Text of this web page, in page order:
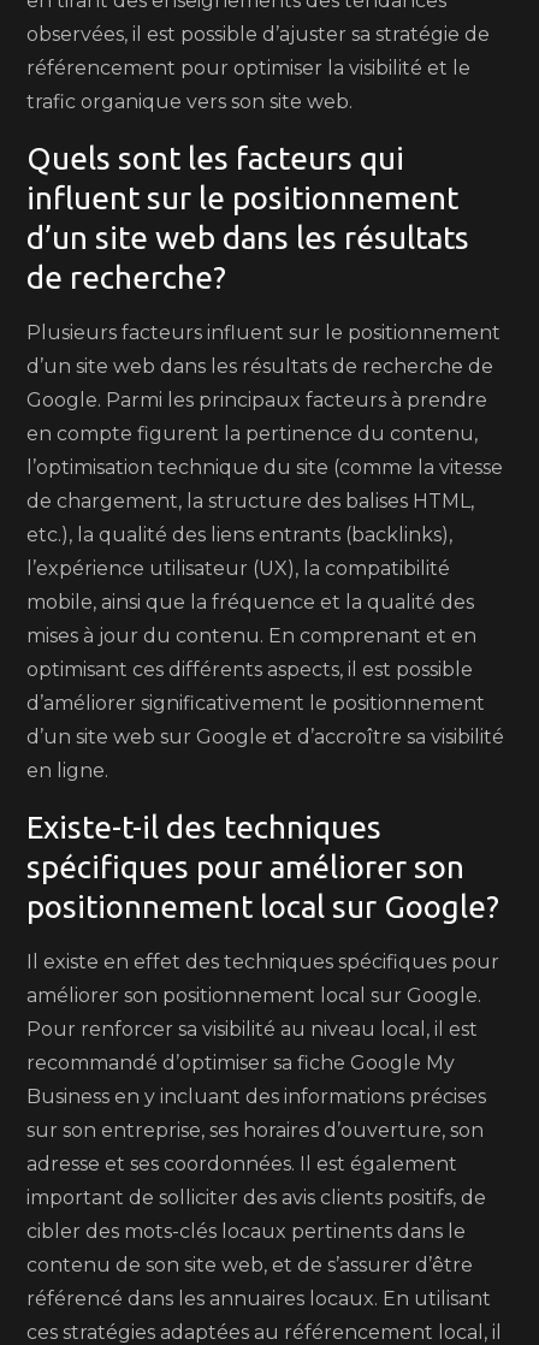
observées, il est possible d’ajuster sa stratégie de
référencement pour optimiser la visibilité et le
trafic organique vers son site web.
Quels sont les facteurs qui
influent sur le positionnement
d’un site web dans les résultats
de recherche?
Plusieurs facteurs influent sur le positionnement
d’un site web dans les résultats de recherche de
Google. Parmi les principaux facteurs à prendre
en compte figurent la pertinence du contenu,
l’optimisation technique du site (comme la vitesse
de chargement, la structure des balises HTML,
etc.), la qualité des liens entrants (backlinks),
l’expérience utilisateur (UX), la compatibilité
mobile, ainsi que la fréquence et la qualité des
mises à jour du contenu. En comprenant et en
optimisant ces différents aspects, il est possible
d’améliorer significativement le positionnement
d’un site web sur Google et d’accroître sa visibilité
en ligne.
Existe-t-il des techniques
spécifiques pour améliorer son
positionnement local sur Google?
Il existe en effet des techniques spécifiques pour
améliorer son positionnement local sur Google.
Pour renforcer sa visibilité au niveau local, il est
recommandé d’optimiser sa fiche Google My
Business en y incluant des informations précises
sur son entreprise, ses horaires d’ouverture, son
adresse et ses coordonnées. Il est également
important de solliciter des avis clients positifs, de
cibler des mots-clés locaux pertinents dans le
contenu de son site web, et de s’assurer d’être
référencé dans les annuaires locaux. En utilisant
ces stratégies adaptées au référencement local, il